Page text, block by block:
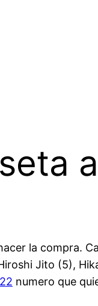
la compra.
Jito (5),
numero que